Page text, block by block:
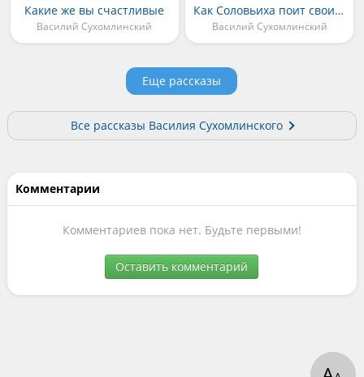
Какие же вы счастливые
Василий Сухомлинский
Как Соловьиха поит своих деток
Василий Сухомлинский
Еще рассказы
Все рассказы Василия Сухомлинского
Комментарии
Комментариев пока нет. Будьте первыми!
Оставить комментарий